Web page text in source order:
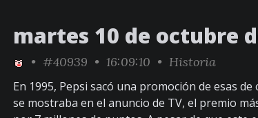
martes 10 de octubre
• #40939 • 16:09:10 • Historia
En 1995, Pepsi sacó una promoción de esas
se mostraba en el anuncio de TV, el premio